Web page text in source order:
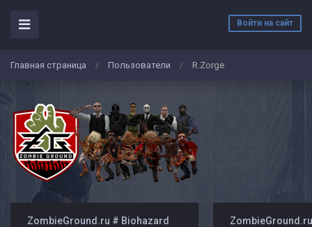
Войти на сайт
Главная страница / Пользователи / R.Zorge
️ ZombieGround.ru # Biohazard